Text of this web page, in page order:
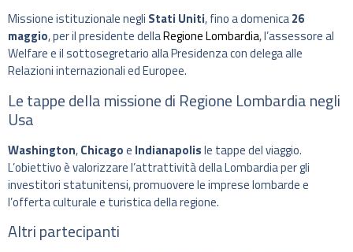
Missione istituzionale negli Stati Uniti, fino a domenica26
maggio, per il presidente dellaRegione Lombardia, l’assessore al
Welfare e il sottosegretario alla Presidenza con delega alle
Relazioni internazionali ed Europee.
Le tappe della missione di Regione Lombardia negli
Usa
Washington,Chicagoe Indianapolisle tappe del viaggio.
L’obiettivo è valorizzare l’attrattività della Lombardia per gli
investitori statunitensi, promuovere le imprese lombarde e
l’offerta culturale e turistica della regione.
Altri partecipanti